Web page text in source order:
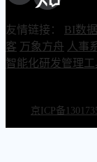
友情链接： BI数
客 万象方舟 人事
智能化研发管理工
京ICP备